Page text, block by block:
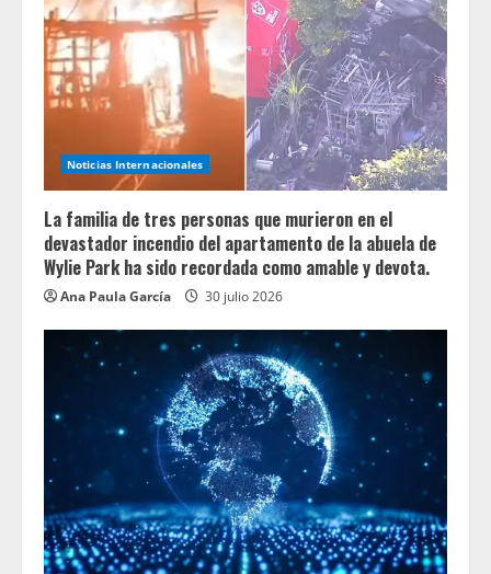
Noticias Internacionales
La familia de tres personas que murieron en el
devastador incendio del apartamento de la abuela de
Wylie Park ha sido recordada como amable y devota.
Ana Paula García 30 julio 2026